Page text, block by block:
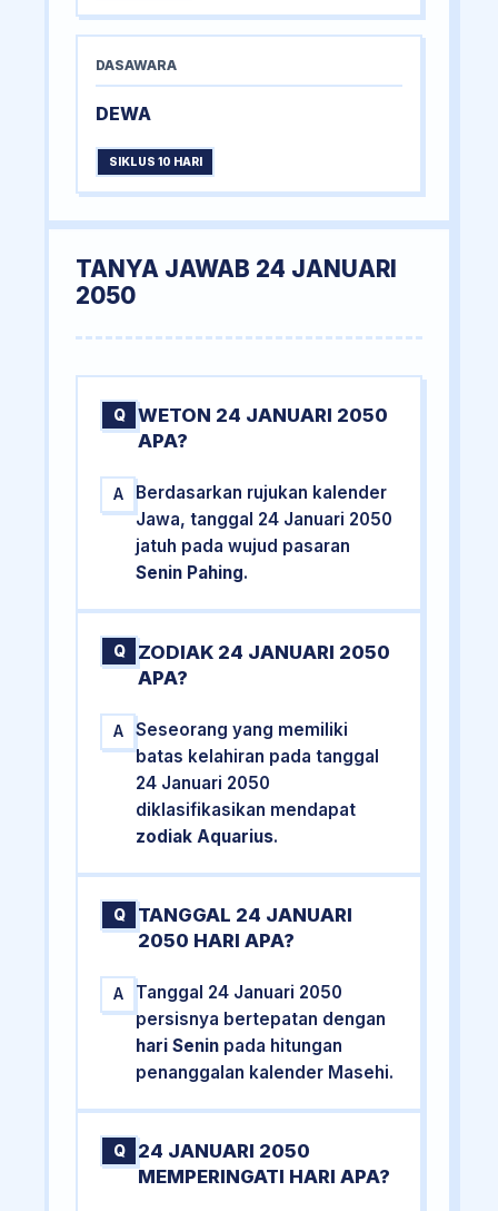
DASAWARA
DEWA
SIKLUS 10 HARI
TANYA JAWAB 24 JANUARI
2050
Q
WETON 24 JANUARI 2050
APA?
A
Berdasarkan rujukan kalender
Jawa, tanggal 24 Januari 2050
jatuh pada wujud pasaran
Senin Pahing.
Q
ZODIAK 24 JANUARI 2050
APA?
A
Seseorang yang memiliki
batas kelahiran pada tanggal
24 Januari 2050
diklasifikasikan mendapat
zodiak Aquarius.
Q
TANGGAL 24 JANUARI
2050 HARI APA?
A
Tanggal 24 Januari 2050
persisnya bertepatan dengan
hari Senin pada hitungan
penanggalan kalender Masehi.
Q
24 JANUARI 2050
MEMPERINGATI HARI APA?